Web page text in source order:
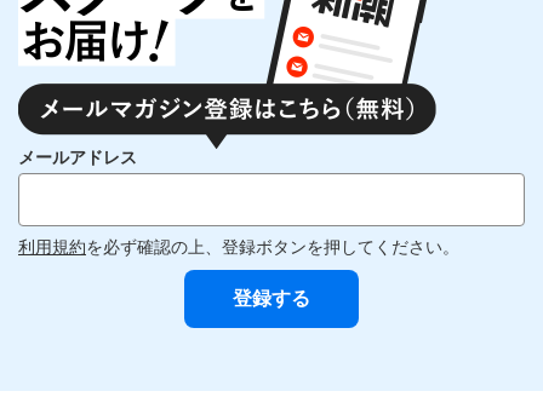
メールアドレス
利用規約を必ず確認の上、登録ボタンを押してください。